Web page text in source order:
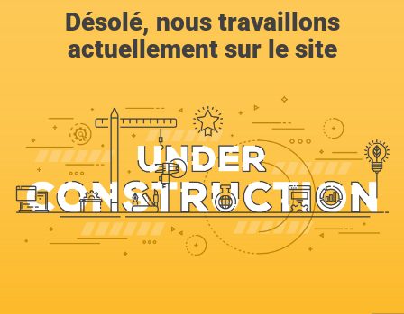
Désolé, nous travaillons
actuellement sur le site